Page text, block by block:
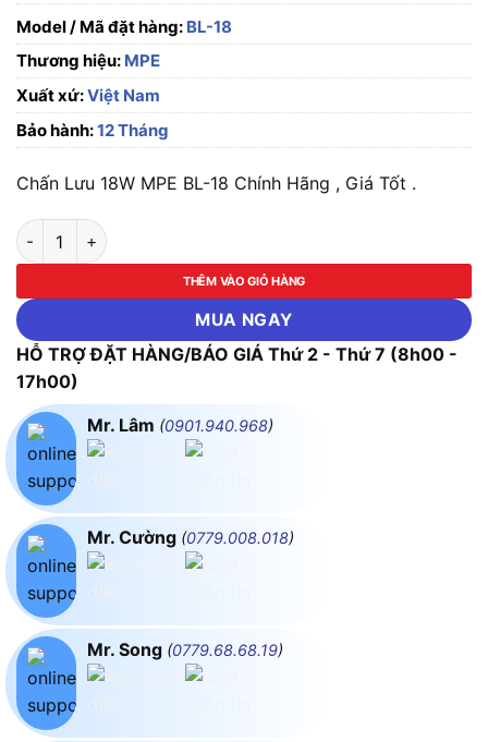
Model / Mã đặt hàng: BL-18
Thương hiệu: MPE
Xuất xứ:Việt Nam
Bảo hành:12 Tháng
Chấn Lưu 18W MPE BL-18 Chính Hãng , Giá Tốt .
Chấn Lưu 18W MPE BL-18 số lượng
THÊM VÀO GIỎ HÀNG
MUA NGAY
HỖ TRỢ ĐẶT HÀNG/BÁO GIÁ Thứ 2 - Thứ 7 (8h00 -
17h00)
Mr. Lâm (0901.940.968)
Mr. Cường (0779.008.018)
Mr. Song (0779.68.68.19)